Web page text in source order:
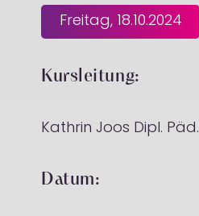
Freitag, 18.10.2024
Kursleitung:
Kathrin Joos Dipl. Päd.
Datum: